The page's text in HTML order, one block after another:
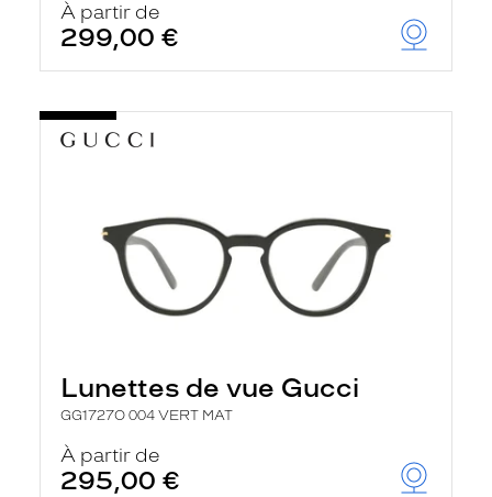
À partir de
299,00 €
Lunettes de vue Gucci
GG1727O 004 VERT MAT
À partir de
295,00 €